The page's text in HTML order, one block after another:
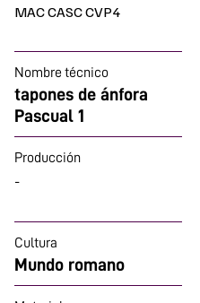
MAC CASC CVP4
Nombre técnico
tapones de ánfora
Pascual 1
Producción
-
Cultura
Mundo romano